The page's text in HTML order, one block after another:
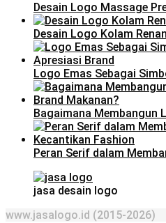
Desain Logo Massage
Desain Logo Kolam
Logo Emas Sebagai
Bagaimana Membangun
Peran Serif dalam
jasa desain logo
www.jasalogo.id (2015-2026)